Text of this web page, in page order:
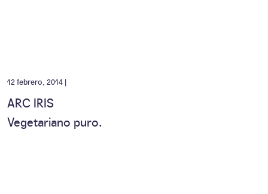
12 febrero, 2014 |
ARC IRIS
Vegetariano puro.